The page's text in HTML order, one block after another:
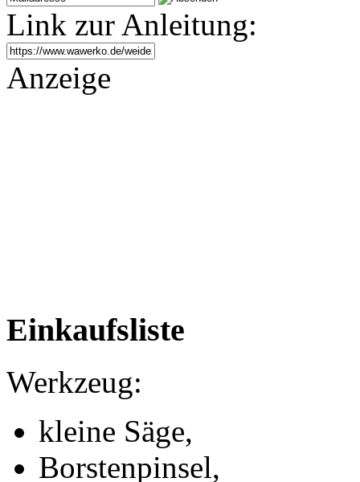
Link zur Anleitung:
Anzeige
Einkaufsliste
Werkzeug:
kleine Säge,
Borstenpinsel,